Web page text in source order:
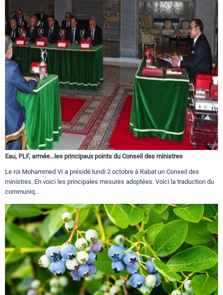
Eau, PLF, armée...les principaux points du Conseil des ministres
Le roi Mohammed VI a présidé lundi 2 octobre à Rabat un Conseil des
ministres. En voici les principales mesures adoptées. Voici la traduction du
communiq...